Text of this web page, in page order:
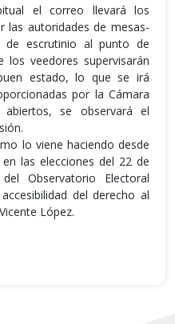
el correo llevará los
las autoridades de mesas-
escrutinio al punto de
los veedores supervisarán
estado, lo que se irá
por la Cámara
abiertos, se observará el
lo viene haciendo desde
las elecciones del 22 de
Observatorio Electoral
del derecho al
López.